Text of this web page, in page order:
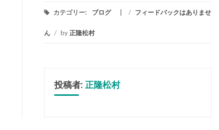
カテゴリー: ブログ / フィードバックはありませ
ん / by正隆松村
投稿者: 正隆松村